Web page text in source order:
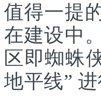
值得一提
在建设中
区即蜘蛛
地平线” 进